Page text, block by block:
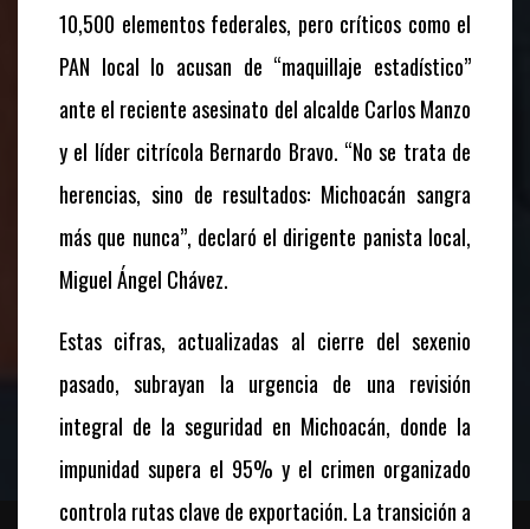
10,500 elementos federales, pero críticos como el
PAN local lo acusan de “maquillaje estadístico”
ante el reciente asesinato del alcalde Carlos Manzo
y el líder citrícola Bernardo Bravo. “No se trata de
herencias, sino de resultados: Michoacán sangra
más que nunca”, declaró el dirigente panista local,
Miguel Ángel Chávez.
Estas cifras, actualizadas al cierre del sexenio
pasado, subrayan la urgencia de una revisión
integral de la seguridad en Michoacán, donde la
impunidad supera el 95% y el crimen organizado
controla rutas clave de exportación. La transición a